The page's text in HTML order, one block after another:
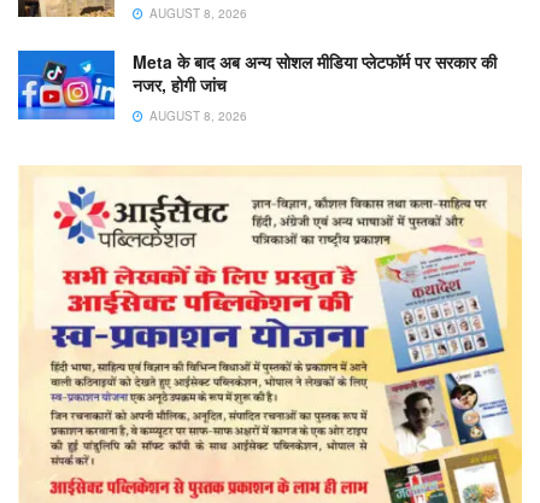
AUGUST 8, 2026
Meta के बाद अब अन्य सोशल मीडिया प्लेटफॉर्म पर सरकार की
नजर, होगी जांच
AUGUST 8, 2026